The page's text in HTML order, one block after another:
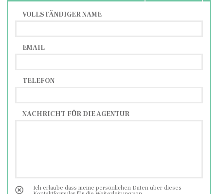
VOLLSTÄNDIGER NAME
EMAIL
TELEFON
NACHRICHT FÜR DIE AGENTUR
Ich erlaube dass meine persönlichen Daten über dieses